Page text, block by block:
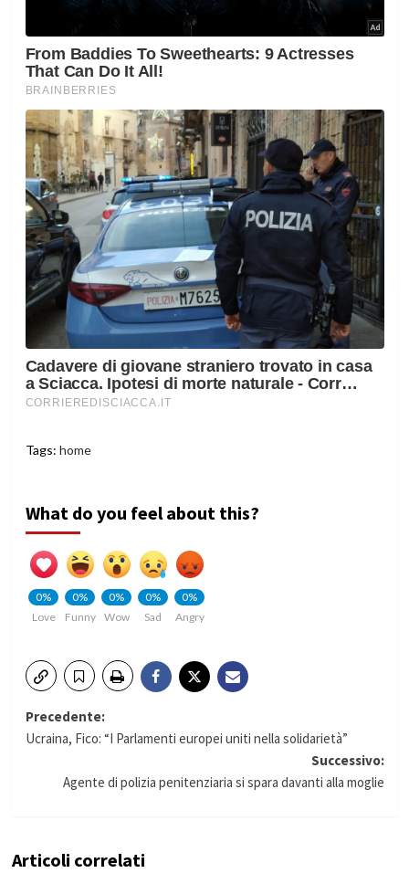
Tags: home
What do you feel about this?
0%
Love
0%
Funny
0%
Wow
0%
Sad
0%
Angry
Navigazione
articolo
Precedente:
Ucraina, Fico: “I Parlamenti europei uniti nella solidarietà”
Successivo:
Agente di polizia penitenziaria si spara davanti alla moglie
Articoli correlati